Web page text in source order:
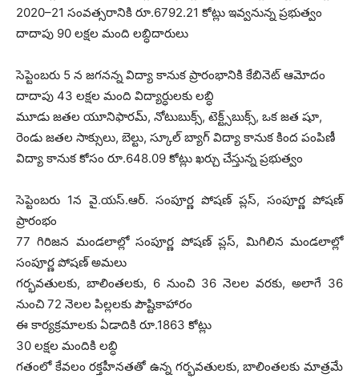
2020–21 సంవత్సరానికి రూ.6792.21 కోట్లు ఇవ్వనున్న ప్రభుత్వం
దాదాపు 90 లక్షల మంది లబ్ధిదారులు
సెప్టెంబరు 5 న జగనన్న విద్యా కానుక ప్రారంభానికి కేబినెట్‌ ఆమోదం
దాదాపు 43 లక్షల మంది విద్యార్ధులకు లబ్ధి
మూడు జతల యూనిఫారమ్, నోటుబుక్స్, టెక్ట్స్‌బుక్స్, ఒక జత షూ,
రెండు జతల సాక్సులు, బెల్టు, స్కూల్‌ బ్యాగ్‌ విద్యా కానుక కింద పంపిణీ
విద్యా కానుక కోసం రూ.648.09 కోట్లు ఖర్చు చేస్తున్న ప్రభుత్వం
సెప్టెంబరు 1న వై.యస్‌.ఆర్‌. సంపూర్ణ పోషణ్‌ ప్లస్, సంపూర్ణ పోషణ్‌
ప్రారంభం
77 గిరిజన మండలాల్లో సంపూర్ణ పోషణ్‌ ప్లస్, మిగిలిన మండలాల్లో
సంపూర్ణ పోషణ్‌ అమలు
గర్భవతులకు, బాలింతలకు, 6 నుంచి 36 నెలల వరకు, అలాగే 36
నుంచి 72 నెలల పిల్లలకు పౌష్టికాహారం
ఈ కార్యక్రమాలకు ఏడాదికి రూ.1863 కోట్లు
30 లక్షల మందికి లబ్ధి
గతంలో కేవలం రక్తహీనతతో ఉన్న గర్భవతులకు, బాలింతలకు మాత్రమే